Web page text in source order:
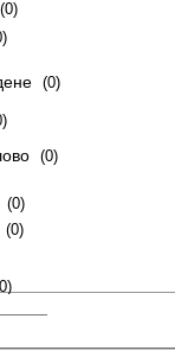
(0)
(0)
(0)
(0)
)
)
(0)
)